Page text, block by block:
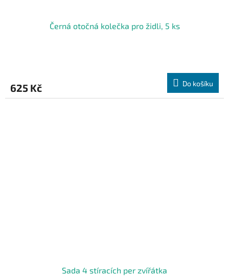
Černá otočná kolečka pro židli, 5 ks
625 Kč Do košíku
Sada 4 stíracích per zvířátka